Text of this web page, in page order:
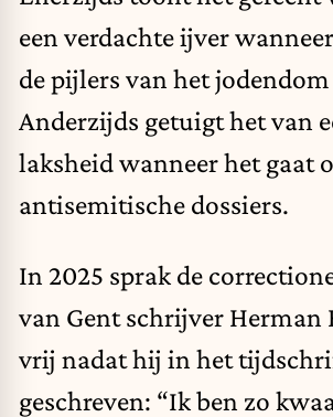
een verdachte ijver
de pijlers van het
Anderzijds getuigt het van
laksheid wanneer het gaat
antisemitische dossiers.
In 2025 sprak de
van Gent schrijver Herman
vrij nadat hij in het
geschreven: “Ik ben zo